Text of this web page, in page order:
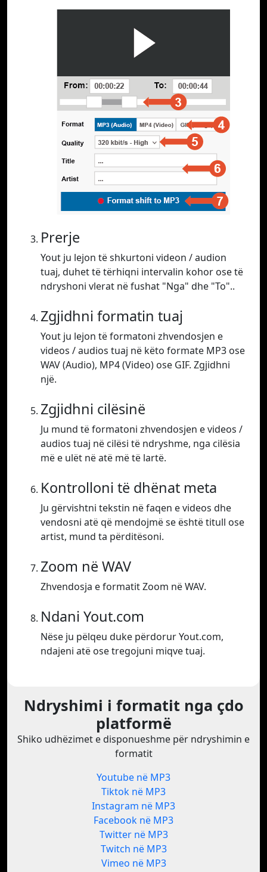
Prerje
Yout ju lejon të shkurtoni videon / audion
tuaj, duhet të tërhiqni intervalin kohor ose të
ndryshoni vlerat në fushat "Nga" dhe "To"..
Zgjidhni formatin tuaj
Yout ju lejon të formatoni zhvendosjen e
videos / audios tuaj në këto formate MP3 ose
WAV (Audio), MP4 (Video) ose GIF. Zgjidhni
një.
Zgjidhni cilësinë
Ju mund të formatoni zhvendosjen e videos /
audios tuaj në cilësi të ndryshme, nga cilësia
më e ulët në atë më të lartë.
Kontrolloni të dhënat meta
Ju gërvishtni tekstin në faqen e videos dhe
vendosni atë që mendojmë se është titull ose
artist, mund ta përditësoni.
Zoom në WAV
Zhvendosja e formatit Zoom në WAV.
Ndani Yout.com
Nëse ju pëlqeu duke përdorur Yout.com,
ndajeni atë ose tregojuni miqve tuaj.
Ndryshimi i formatit nga çdo
platformë
Shiko udhëzimet e disponueshme për ndryshimin e
formatit
Youtube në MP3
Tiktok në MP3
Instagram në MP3
Facebook në MP3
Twitter në MP3
Twitch në MP3
Vimeo në MP3